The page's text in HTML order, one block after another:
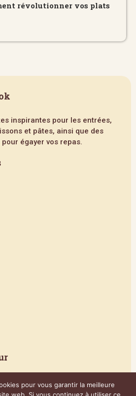
révolutionner vos plats
inspirantes pour les entrées,
et pâtes, ainsi que des
égayer vos repas.
pour vous garantir la meilleure